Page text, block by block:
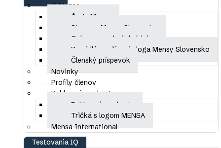
O Mense
Čo je Mensa
Stanovy Mensy Slovensko
Ochrana osobných údajov
Pravidlá používania loga Mensy Slovensko
Členský príspevok
Novinky
Profily členov
Reklamné predmety
Reklamné predmety
Tričká s logom MENSA
Mensa International
Testovania IQ
Domov
Zoznam členov so zverejneným profilom
Combine fields filter
Tatiana
Richard
Dedek